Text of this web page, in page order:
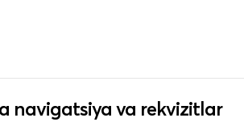
navigatsiya va rekvizitlar